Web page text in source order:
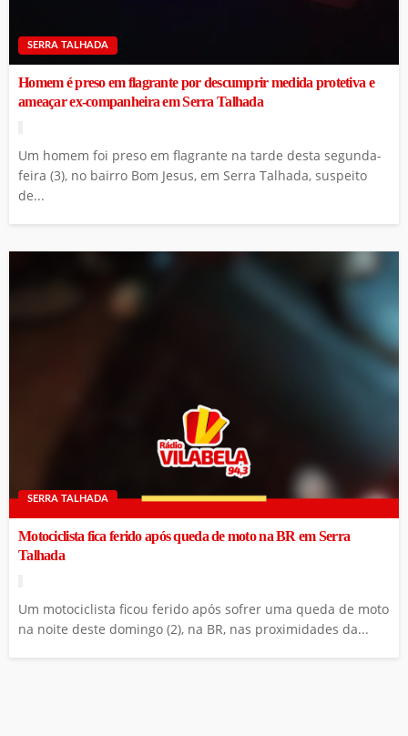
SERRA TALHADA
Homem é preso em flagrante por descumprir medida protetiva e
ameaçar ex-companheira em Serra Talhada
Um homem foi preso em flagrante na tarde desta segunda-
feira (3), no bairro Bom Jesus, em Serra Talhada, suspeito
de...
SERRA TALHADA
Motociclista fica ferido após queda de moto na BR em Serra
Talhada
Um motociclista ficou ferido após sofrer uma queda de moto
na noite deste domingo (2), na BR, nas proximidades da...